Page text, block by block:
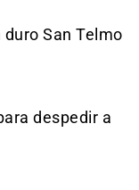
San Telmo
despedir a